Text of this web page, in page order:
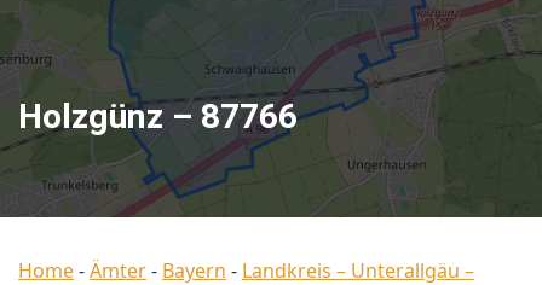
Holzgünz – 87766
Home-Ämter- Bayern - Landkreis – Unterallgäu –